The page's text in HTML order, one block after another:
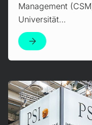
Management
Universität…
Mehr erfahren!